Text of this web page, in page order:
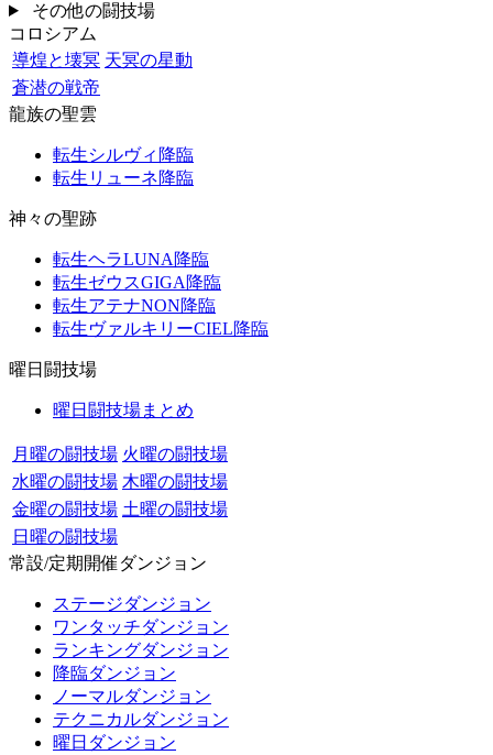
その他の闘技場
コロシアム
導煌と壊冥 天冥の星動
蒼潜の戦帝
龍族の聖雲
転生シルヴィ降臨
転生リューネ降臨
神々の聖跡
転生ヘラLUNA降臨
転生ゼウスGIGA降臨
転生アテナNON降臨
転生ヴァルキリーCIEL降臨
曜日闘技場
曜日闘技場まとめ
月曜の闘技場 火曜の闘技場
水曜の闘技場 木曜の闘技場
金曜の闘技場 土曜の闘技場
日曜の闘技場
常設/定期開催ダンジョン
ステージダンジョン
ワンタッチダンジョン
ランキングダンジョン
降臨ダンジョン
ノーマルダンジョン
テクニカルダンジョン
曜日ダンジョン